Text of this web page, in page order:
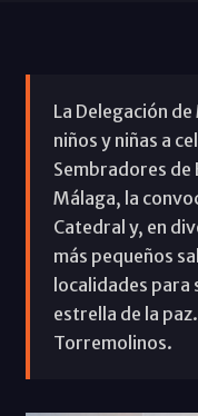
La Delegación
niños y niñas a
Sembradores de
Málaga, la
Catedral y, en
más pequeños
localidades para
estrella de la
Torremolinos.